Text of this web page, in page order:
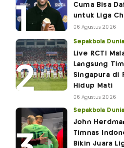
Cuma Bisa
untuk Liga
06 Agustus 2026
Sepakbola Dunia
Live RCTI
Langsung
Singapura di
Hidup Mati
06 Agustus 2026
Sepakbola Dunia
John
Timnas
Bikin Juara